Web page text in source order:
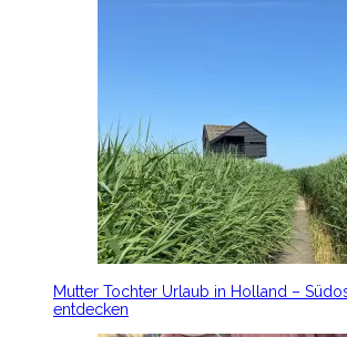
Mutter Tochter Urlaub in Holland –
entdecken